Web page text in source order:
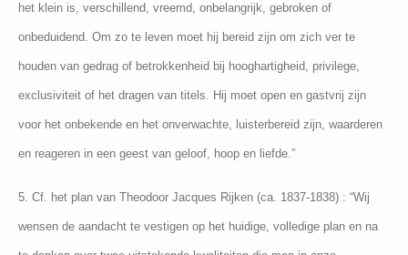
het klein is, verschillend, vreemd, onbelangrijk, gebroken of
onbeduidend. Om zo te leven moet hij bereid zijn om zich ver te
houden van gedrag of betrokkenheid bij hooghartigheid, privilege,
exclusiviteit of het dragen van titels. Hij moet open en gastvrij zijn
voor het onbekende en het onverwachte, luisterbereid zijn, waarderen
en reageren in een geest van geloof, hoop en liefde.”
5. Cf. het plan van Theodoor Jacques Rijken (ca. 1837-1838) : “Wij
wensen de aandacht te vestigen op het huidige, volledige plan en na